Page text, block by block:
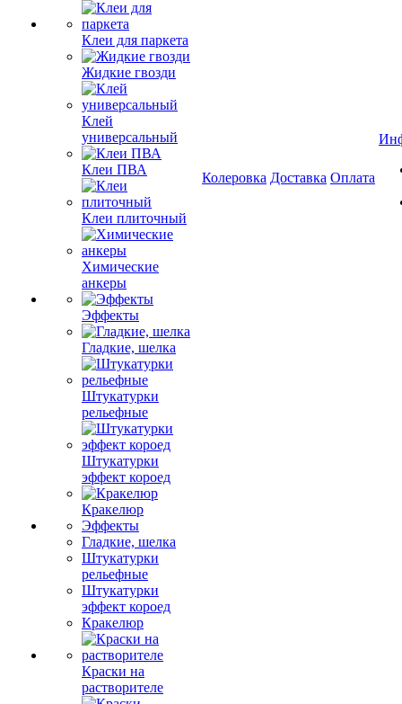
Клеи для паркета
Жидкие гвозди
Клей
универсальный
Клеи ПВА
Клеи плиточный
Химические
анкеры
Эффекты
Гладкие, шелка
Штукатурки
рельефные
Штукатурки
эффект короед
Кракелюр
Эффекты
Гладкие, шелка
Штукатурки
рельефные
Штукатурки
эффект короед
Кракелюр
Краски на
растворителе
Колеровка Доставка Оплата